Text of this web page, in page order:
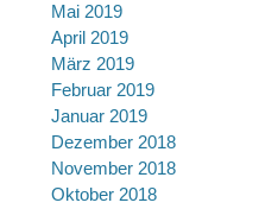
Mai 2019
April 2019
März 2019
Februar 2019
Januar 2019
Dezember 2018
November 2018
Oktober 2018